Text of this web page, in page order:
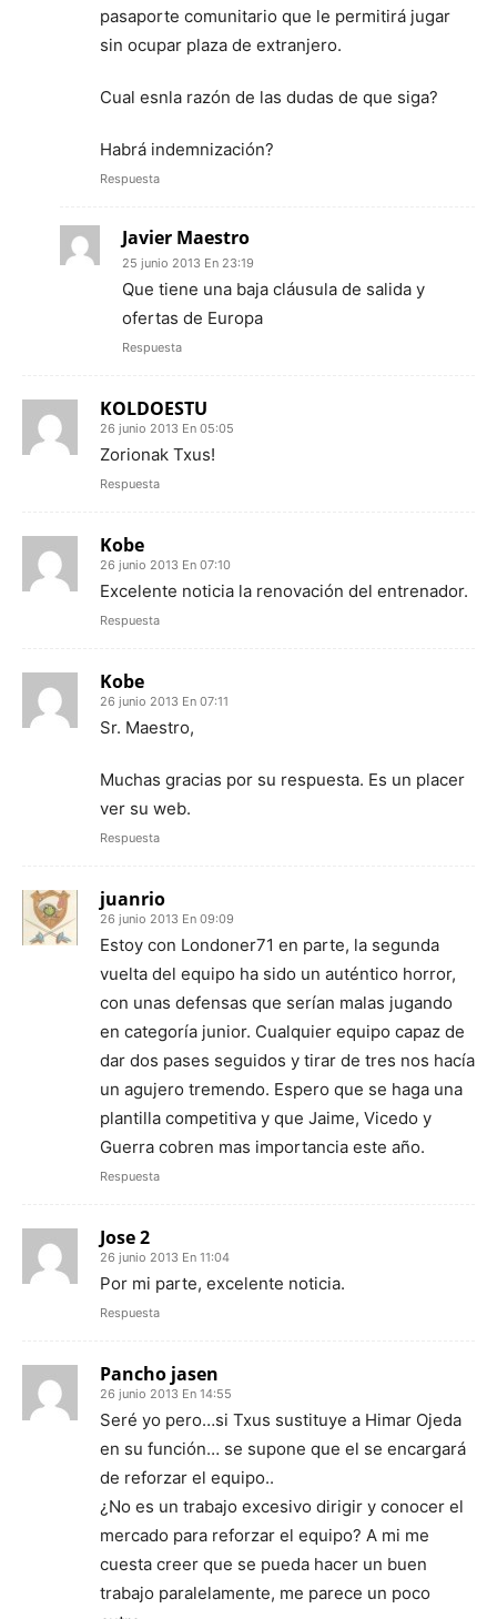
pasaporte comunitario que le permitirá jugar
sin ocupar plaza de extranjero.
Cual esnla razón de las dudas de que siga?
Habrá indemnización?
Respuesta
Javier Maestro
25 junio 2013 En 23:19
Que tiene una baja cláusula de salida y
ofertas de Europa
Respuesta
KOLDOESTU
26 junio 2013 En 05:05
Zorionak Txus!
Respuesta
Kobe
26 junio 2013 En 07:10
Excelente noticia la renovación del entrenador.
Respuesta
Kobe
26 junio 2013 En 07:11
Sr. Maestro,
Muchas gracias por su respuesta. Es un placer
ver su web.
Respuesta
juanrio
26 junio 2013 En 09:09
Estoy con Londoner71 en parte, la segunda
vuelta del equipo ha sido un auténtico horror,
con unas defensas que serían malas jugando
en categoría junior. Cualquier equipo capaz de
dar dos pases seguidos y tirar de tres nos hacía
un agujero tremendo. Espero que se haga una
plantilla competitiva y que Jaime, Vicedo y
Guerra cobren mas importancia este año.
Respuesta
Jose 2
26 junio 2013 En 11:04
Por mi parte, excelente noticia.
Respuesta
Pancho jasen
26 junio 2013 En 14:55
Seré yo pero…si Txus sustituye a Himar Ojeda
en su función… se supone que el se encargará
de reforzar el equipo..
¿No es un trabajo excesivo dirigir y conocer el
mercado para reforzar el equipo? A mi me
cuesta creer que se pueda hacer un buen
trabajo paralelamente, me parece un poco